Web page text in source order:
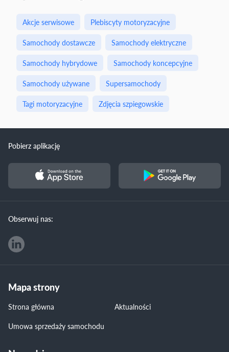
Akcje serwisowe
Plebiscyty motoryzacyjne
Samochody dostawcze
Samochody elektryczne
Samochody hybrydowe
Samochody koncepcyjne
Samochody używane
Supersamochody
Tagi motoryzacyjne
Zdjęcia szpiegowskie
Pobierz aplikację
Obserwuj nas:
Mapa strony
Strona główna
Aktualności
Umowa sprzedaży samochodu